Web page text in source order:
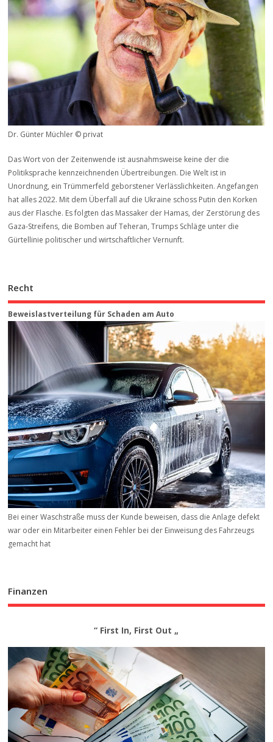
Dr. Günter Müchler © privat
Das Wort von der Zeitenwende ist ausnahmsweise keine der die
Politiksprache kennzeichnenden Übertreibungen. Die Welt ist in
Unordnung, ein Trümmerfeld geborstener Verlässlichkeiten. Angefangen
hat alles 2022. Mit dem Überfall auf die Ukraine schoss Putin den Korken
aus der Flasche. Es folgten das Massaker der Hamas, der Zerstörung des
Gaza-Streifens, die Bomben auf Teheran, Trumps Schläge unter die
Gürtellinie politischer und wirtschaftlicher Vernunft.
Recht
Beweis­last­ver­teilung für Schaden am Auto
Bei einer Waschstraße muss der Kunde beweisen, dass die Anlage defekt
war oder ein Mitarbeiter einen Fehler bei der Einweisung des Fahrzeugs
gemacht hat
Finanzen
“ First In, First Out „